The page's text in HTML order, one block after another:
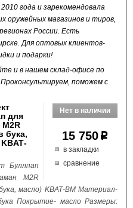
года и зарекомендовала
оружейных магазинов и тиров,
России. Есть
Для оптовых клиентов-
и подарки!
и в нашем склад-офисе по
поможем с
15 750 p
в закладки
сравнение
для
бука,
Буллпап
M2R
масло) KBАТ-BM Материал-
Покрытие- масло Размеры: